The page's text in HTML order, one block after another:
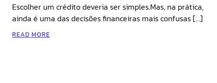
Escolher um crédito deveria ser simples.Mas, na prática,
ainda é uma das decisões financeiras mais confusas […]
READ MORE